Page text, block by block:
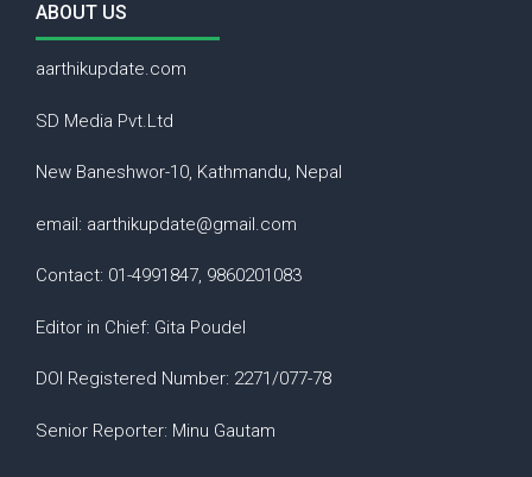
ABOUT US
aarthikupdate.com
SD Media Pvt.Ltd
New Baneshwor-10, Kathmandu, Nepal
email: aarthikupdate@gmail.com
Contact: 01-4991847, 9860201083
Editor in Chief: Gita Poudel
DOI Registered Number: 2271/077-78
Senior Reporter: Minu Gautam